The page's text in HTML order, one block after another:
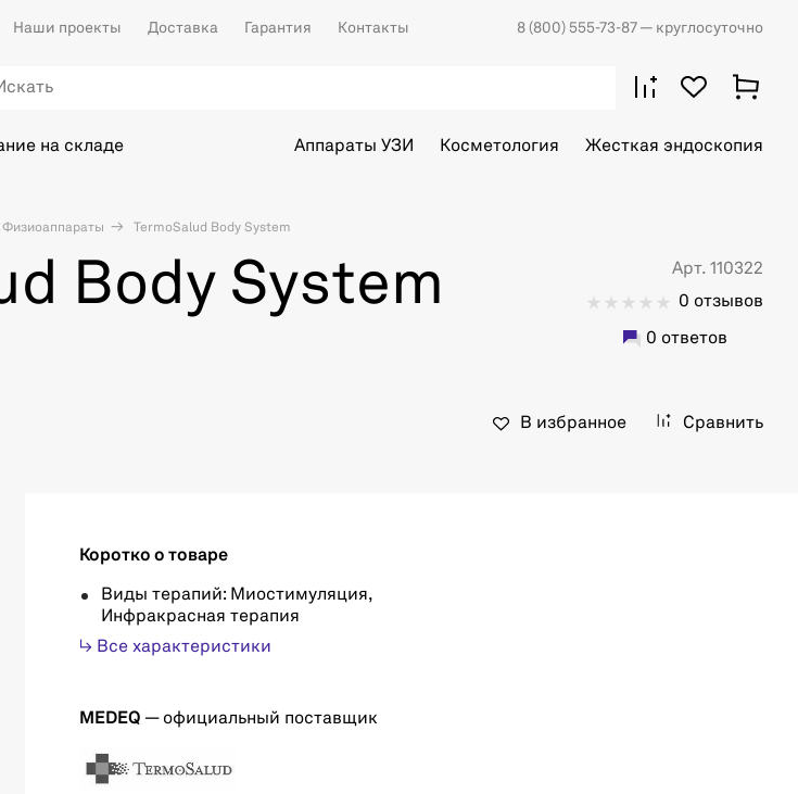
Наши проекты Доставка Гарантия Контакты 8 (800) 555-73-87 — круглосуточно
на складе Аппараты УЗИ Косметология Жесткая эндоскопия
Физиоаппараты TermoSalud Body System
Body System
Арт. 110322
0 отзывов
0 ответов
В избранное Сравнить
Коротко о товаре
Виды терапий: Миостимуляция,
Инфракрасная терапия
↳ Все характеристики
MEDEQ — официальный поставщик